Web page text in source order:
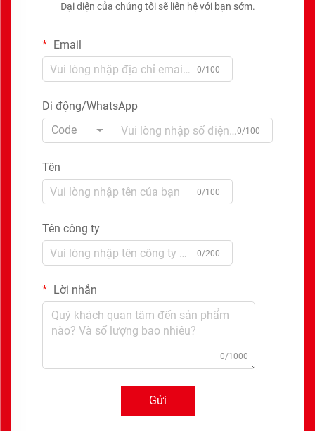
Đại diện của chúng tôi sẽ liên hệ với bạn sớm.
Email
0/100
Di động/WhatsApp
Code
0/100
Tên
0/100
Tên công ty
0/200
Lời nhắn
0/1000
Gửi